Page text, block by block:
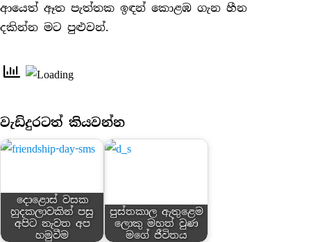
ආයෙත් ඈත පැත්තක ඉඳන් කොළඹ ගැන හීන
දකින්න මට පුළුවන්.
වැඩිදුරටත් කියවන්න
දොළොස් වසක
හුදකලාවකින් පසු
අපිට නැවත අප
හමුවීම
පුස්තකාල ඇතුළෙම
ලොකු මහත් වුණ
මගේ ජීවිතය